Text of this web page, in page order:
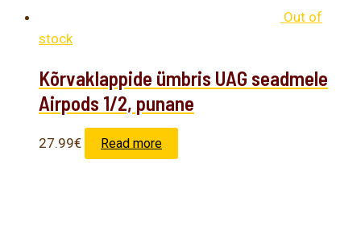
Out of
stock
Kõrvaklappide ümbris UAG seadmele
Airpods 1/2, punane
27.99€ Read more